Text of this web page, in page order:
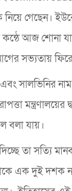
গেছেন।
আজ শোনা
সভ্যতায়
সালভিনির
মন্ত্রণালয়ের
বলা যায়।
তা সত্যি
এক দুই দশক